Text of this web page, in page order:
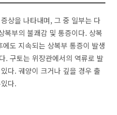
상을 나타내며, 그 중 일부는 다
복부의 불쾌감 및 통증이다. 상복
도 지속되는 상복부 통증이 발생
. 구토는 위장관에서의 역류로 발
다. 궤양이 크거나 깊을 경우 출
다.